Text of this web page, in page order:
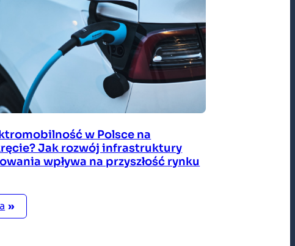
w Polsce na
Jak rozwój infrastruktury
wpływa na przyszłość rynku
»